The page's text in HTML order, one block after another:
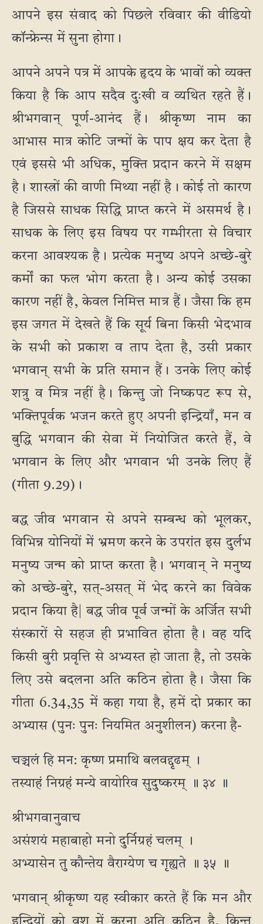
आपने इस संवाद को पिछले रविवार की वीडियो
कॉन्फ्रेन्स में सुना होगा।
आपने अपने पत्र में आपके हृदय के भावों को व्यक्त
किया है कि आप सदैव दुःखी व व्यथित रहते हैं।
श्रीभगवान् पूर्ण-आनंद हैं। श्रीकृष्ण नाम का
आभास मात्र कोटि जन्मों के पाप क्षय कर देता है
एवं इससे भी अधिक, मुक्ति प्रदान करने में सक्षम
है। शास्त्रों की वाणी मिथ्या नहीं है। कोई तो कारण
है जिससे साधक सिद्धि प्राप्त करने में असमर्थ है।
साधक के लिए इस विषय पर गम्भीरता से विचार
करना आवश्यक है। प्रत्येक मनुष्य अपने अच्छे-बुरे
कर्मों का फल भोग करता है। अन्य कोई उसका
कारण नहीं है, केवल निमित्त मात्र हैं। जैसा कि हम
इस जगत में देखते हैं कि सूर्य बिना किसी भेदभाव
के सभी को प्रकाश व ताप देता है, उसी प्रकार
भगवान् सभी के प्रति समान हैं। उनके लिए कोई
शत्रु व मित्र नहीं है। किन्तु जो निष्कपट रूप से,
भक्तिपूर्वक भजन करते हुए अपनी इन्द्रियाँ, मन व
बुद्धि भगवान की सेवा में नियोजित करते हैं, वे
भगवान के लिए और भगवान भी उनके लिए हैं
(गीता 9.29)।
बद्ध जीव भगवान से अपने सम्बन्ध को भूलकर,
विभिन्न योनियों में भ्रमण करने के उपरांत इस दुर्लभ
मनुष्य जन्म को प्राप्त करता है। भगवान् ने मनुष्य
को अच्छे-बुरे, सत्-असत् में भेद करने का विवेक
प्रदान किया है| बद्ध जीव पूर्व जन्मों के अर्जित सभी
संस्कारों से सहज ही प्रभावित होता है। वह यदि
किसी बुरी प्रवृत्ति से अभ्यस्त हो जाता है, तो उसके
लिए उसे बदलना अति कठिन होता है। जैसा कि
गीता 6.34,35 में कहा गया है, हमें दो प्रकार का
अभ्यास (पुनः पुनः नियमित अनुशीलन) करना है-
चञ्चलं हि मन: कृष्ण प्रमाथि बलवद्दृढम् ।
तस्याहं निग्रहं मन्ये वायोरिव सुदुष्करम् ॥ ३४ ॥
श्रीभगवानुवाच
असंशयं महाबाहो मनो दुर्निग्रहं चलम् ।
अभ्यासेन तु कौन्तेय वैराग्येण च गृह्यते ॥ ३५ ॥
भगवान् श्रीकृष्ण यह स्वीकार करते हैं कि मन और